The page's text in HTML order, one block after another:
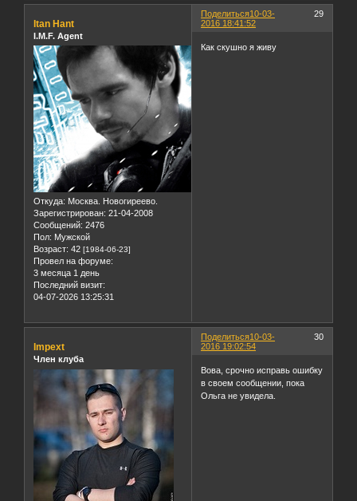
Поделиться 29
10-03-
2016 18:41:52
Itan Hant
I.M.F. Agent
Откуда: Москва. Новогиреево.
Зарегистрирован: 21-04-2008
Сообщений: 2476
Пол: Мужской
Возраст: 42 [1984-06-23]
Провел на форуме:
3 месяца 1 день
Последний визит:
04-07-2026 13:25:31
Как скушно я живу
Поделиться 30
10-03-
2016 19:02:54
Impext
Член клуба
Вова, срочно исправь ошибку
в своем сообщении, пока
Ольга не увидела.